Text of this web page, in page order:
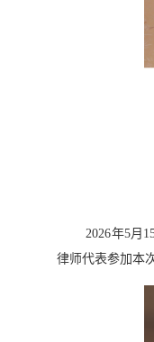
2026年5月
律师代表参加本